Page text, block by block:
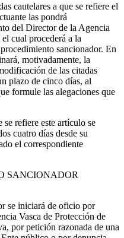
cautelares a que se refiere el
las pondrá
del Director de la Agencia
cual procederá a la
sancionador. En
motivadamente, la
de las citadas
plazo de cinco días, al
formule las alegaciones que
se refiere este artículo se
cuatro días desde su
el correspondiente
SANCIONADOR
se iniciará de oficio por
Vasca de Protección de
por petición razonada de una